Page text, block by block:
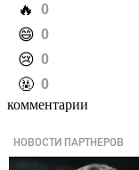
️🔥 0
️😄 0
️😢 0
️🤬 0
комментарии